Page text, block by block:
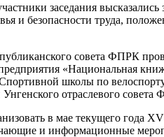
заседания
и безопасности труда,
со­вета ФПРК
«На­циональная
школы по
отраслевого сове­та
в мае те­кущего года
и информационные